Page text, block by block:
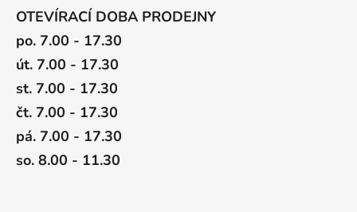
OTEVÍRACÍ DOBA PRODEJNY
po. 7.00 - 17.30
út. 7.00 - 17.30
st. 7.00 - 17.30
čt. 7.00 - 17.30
pá. 7.00 - 17.30
so. 8.00 - 11.30